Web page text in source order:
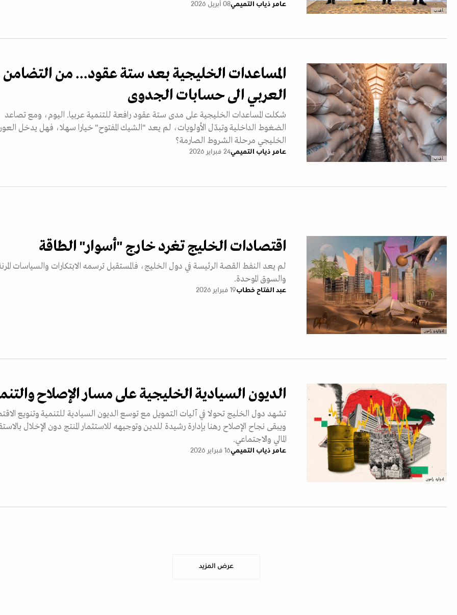
.أ.ف.ب
عامر ذياب التميمي08 أبريل 2026
.أ.ف.ب
المساعدات الخليجية بعد ستة عقود... من التضامن
العربي الى حسابات الجدوى
شكلت المساعدات الخليجية على مدى ستة عقود رافعة للتنمية عربيا. اليوم، ومع تصاعد
الضغوط الداخلية وتبدّل الأولويات، لم يعد "الشيك المفتوح" خيارا سهلا، فهل يدخل
الخليجي مرحلة الشروط الصارمة؟
عامر ذياب التميمي24 فبراير 2026
إدواردو رامون
اقتصادات الخليج تغرد خارج "أسوار" الطاقة
لم يعد النفط القصة الرئيسة في دول الخليج، فالمستقبل ترسمه الابتكارات والسياسات
والسوق الموحدة.
عبد الفتاح خطاب19 فبراير 2026
إدوارد رامون
الديون السيادية الخليجية على مسار الإصلاح
تشهد دول الخليج تحولا في آليات التمويل مع توسع الديون السيادية للتنمية وتنويع
ويبقى نجاح الإصلاح رهنا بإدارة رشيدة للدين وتوجيهه للاستثمار المنتج دون الإخلال
المالي والاجتماعي.
عامر ذياب التميمي16 فبراير 2026
عرض المزيد